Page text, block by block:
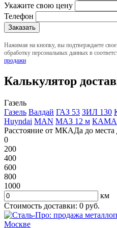
Укажите свою цену
Телефон
Нажимая на кнопку, вы подтверждаете свое
обработку персональных данных в
продажи
Калькулятор
Газель
Газель Валдай ГАЗ 53 ЗИЛ 130
Huyndai MAN МАЗ 12 м
Расстояние от МКАДа до места
0
200
400
600
800
1000
км
Стоимость доставки: 0 руб.